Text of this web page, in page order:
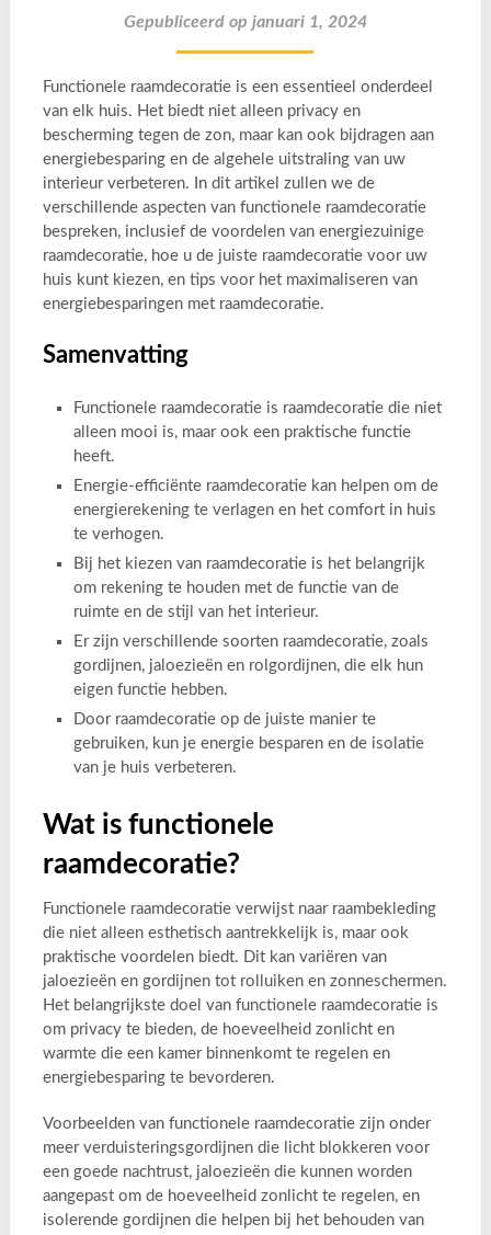
Gepubliceerd op januari 1, 2024
Functionele raamdecoratie is een essentieel onderdeel
van elk huis. Het biedt niet alleen privacy en
bescherming tegen de zon, maar kan ook bijdragen aan
energiebesparing en de algehele uitstraling van uw
interieur verbeteren. In dit artikel zullen we de
verschillende aspecten van functionele raamdecoratie
bespreken, inclusief de voordelen van energiezuinige
raamdecoratie, hoe u de juiste raamdecoratie voor uw
huis kunt kiezen, en tips voor het maximaliseren van
energiebesparingen met raamdecoratie.
Samenvatting
Functionele raamdecoratie is raamdecoratie die niet
alleen mooi is, maar ook een praktische functie
heeft.
Energie-efficiënte raamdecoratie kan helpen om de
energierekening te verlagen en het comfort in huis
te verhogen.
Bij het kiezen van raamdecoratie is het belangrijk
om rekening te houden met de functie van de
ruimte en de stijl van het interieur.
Er zijn verschillende soorten raamdecoratie, zoals
gordijnen, jaloezieën en rolgordijnen, die elk hun
eigen functie hebben.
Door raamdecoratie op de juiste manier te
gebruiken, kun je energie besparen en de isolatie
van je huis verbeteren.
Wat is functionele
raamdecoratie?
Functionele raamdecoratie verwijst naar raambekleding
die niet alleen esthetisch aantrekkelijk is, maar ook
praktische voordelen biedt. Dit kan variëren van
jaloezieën en gordijnen tot rolluiken en zonneschermen.
Het belangrijkste doel van functionele raamdecoratie is
om privacy te bieden, de hoeveelheid zonlicht en
warmte die een kamer binnenkomt te regelen en
energiebesparing te bevorderen.
Voorbeelden van functionele raamdecoratie zijn onder
meer verduisteringsgordijnen die licht blokkeren voor
een goede nachtrust, jaloezieën die kunnen worden
aangepast om de hoeveelheid zonlicht te regelen, en
isolerende gordijnen die helpen bij het behouden van